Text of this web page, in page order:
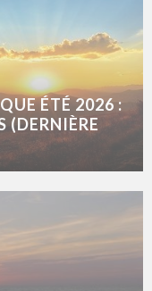
ÉTÉ 2026 :
(DERNIÈRE